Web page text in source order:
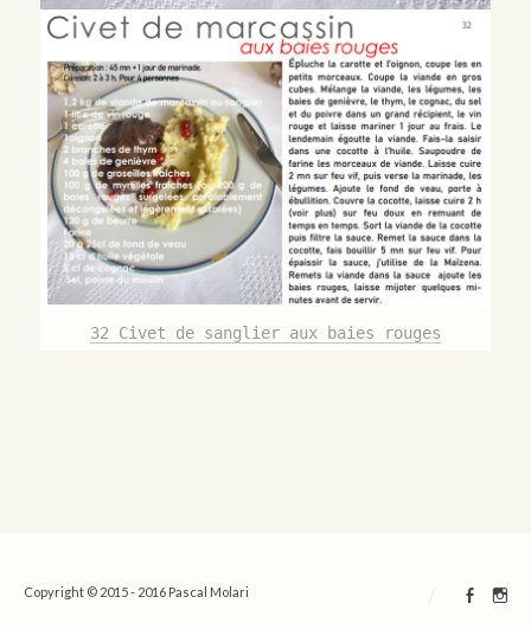
32 Civet de sanglier aux baies rouges
Copyright © 2015 - 2016 Pascal Molari